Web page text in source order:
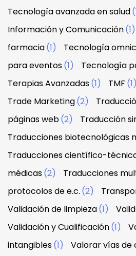
Tecnología avanzada en salud
Información y Comunicación(1)
farmacia(1) Tecnología
para eventos(1) Tecnología
Terapias Avanzadas(1) TMF (1)
Trade Marketing(2)
páginas web(2) Traducción
Traducciones biotecnológicas
Traducciones científico-
médicas(2)
Traducciones
protocolos de e.c. (2)
Validación de limpieza(1)
Validación y Cualificación(1)
intangibles(1) Valorar vías de